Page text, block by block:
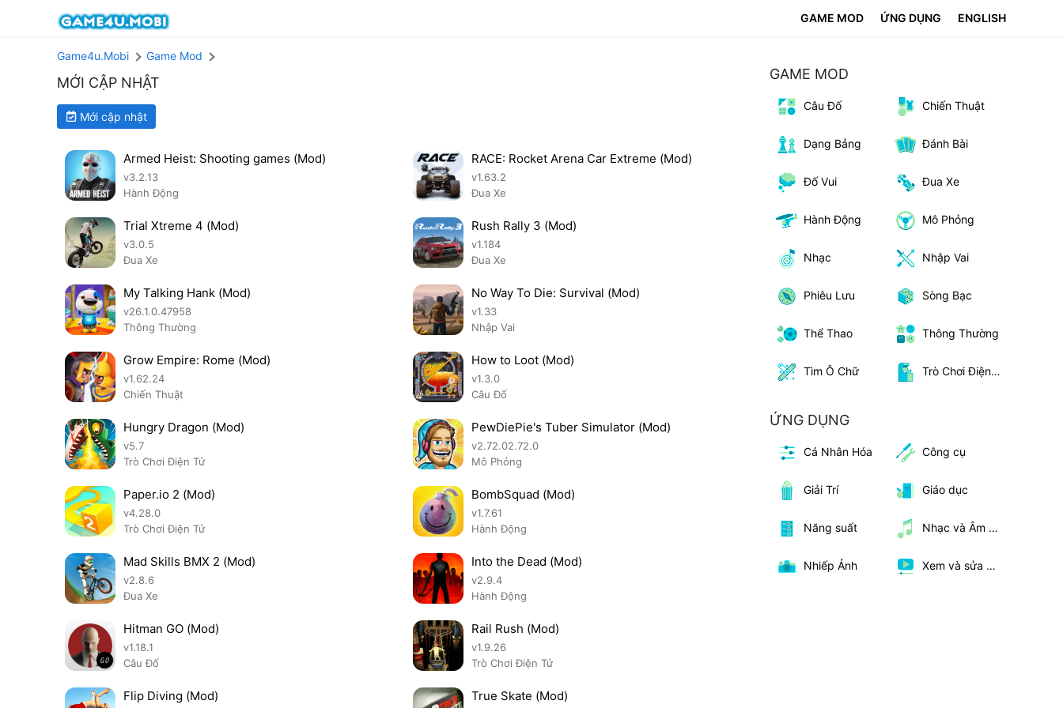
GAME MOD ỨNG DỤNG ENGLISH
Game4u.Mobi Game Mod
MỚI CẬP NHẬT
Mới cập nhật
Armed Heist: Shooting games (Mod)
v3.2.13
Hành Động
RACE: Rocket Arena Car Extreme (Mod)
v1.63.2
Đua Xe
Trial Xtreme 4 (Mod)
v3.0.5
Đua Xe
Rush Rally 3 (Mod)
v1.184
Đua Xe
My Talking Hank (Mod)
v26.1.0.47958
Thông Thường
No Way To Die: Survival (Mod)
v1.33
Nhập Vai
Grow Empire: Rome (Mod)
v1.62.24
Chiến Thuật
How to Loot (Mod)
v1.3.0
Câu Đố
Hungry Dragon (Mod)
v5.7
Trò Chơi Điện Tử
PewDiePie's Tuber Simulator (Mod)
v2.72.02.72.0
Mô Phỏng
Paper.io 2 (Mod)
v4.28.0
Trò Chơi Điện Tử
BombSquad (Mod)
v1.7.61
Hành Động
Mad Skills BMX 2 (Mod)
v2.8.6
Đua Xe
Into the Dead (Mod)
v2.9.4
Hành Động
Hitman GO (Mod)
v1.18.1
Câu Đố
Rail Rush (Mod)
v1.9.26
Trò Chơi Điện Tử
Flip Diving (Mod) True Skate (Mod)
GAME MOD
Câu Đố Chiến Thuật
Dạng Bảng Đánh Bài
Đố Vui Đua Xe
Hành Động Mô Phỏng
Nhạc Nhập Vai
Phiêu Lưu Sòng Bạc
Thể Thao Thông Thường
Tìm Ô Chữ Trò Chơi Điện Tử
ỨNG DỤNG
Cá Nhân Hóa Công cụ
Giải Trí Giáo dục
Năng suất Nhạc và Âm Thanh
Nhiếp Ảnh Xem và sửa video